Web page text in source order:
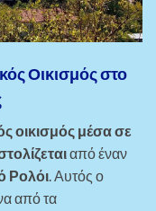
Οικισμός στο
οικισμός μέσα σε
από έναν
Ρολόι. Αυτός ο
από τα